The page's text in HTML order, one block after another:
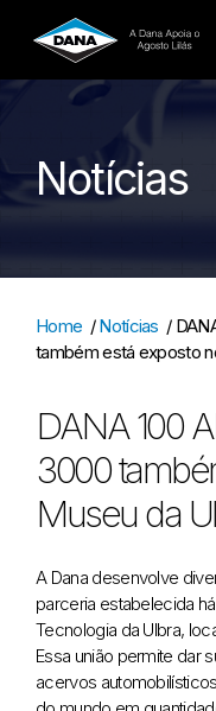
Notícias
Home /Notícias /
também está exposto
DANA 100
3000
Museu da
A Dana desenvolve
parceria estabelecida
Tecnologia da Ulbra,
Essa união permite dar
acervos